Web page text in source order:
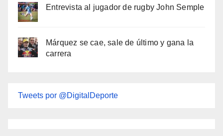
Entrevista al jugador de rugby John Semple
Márquez se cae, sale de último y gana la
carrera
Tweets por @DigitalDeporte